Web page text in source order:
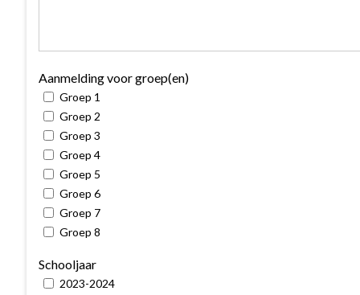
Aanmelding voor groep(en)
Groep 1
Groep 2
Groep 3
Groep 4
Groep 5
Groep 6
Groep 7
Groep 8
Schooljaar
2023-2024